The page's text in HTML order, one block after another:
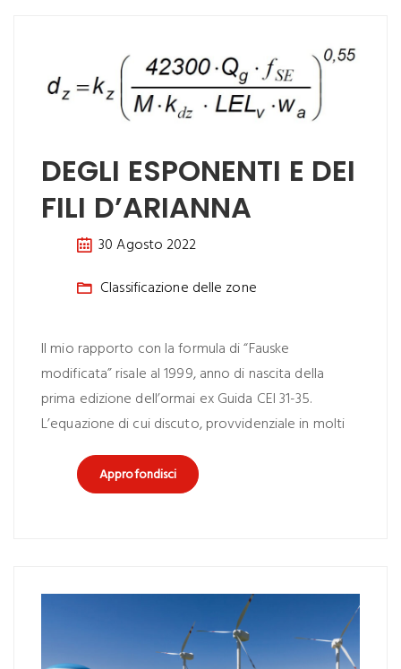
DEGLI ESPONENTI E DEI
FILI D’ARIANNA
30 Agosto 2022
Classificazione delle zone
Il mio rapporto con la formula di “Fauske
modificata” risale al 1999, anno di nascita della
prima edizione dell’ormai ex Guida CEI 31-35.
L’equazione di cui discuto, provvidenziale in molti
Approfondisci